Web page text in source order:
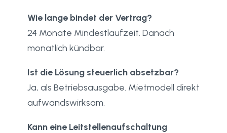
Wie lange bindet der Vertrag?
24 Monate Mindestlaufzeit. Danach
monatlich kündbar.
Ist die Lösung steuerlich absetzbar?
Ja, als Betriebsausgabe. Mietmodell direkt
aufwandswirksam.
Kann eine Leitstellenaufschaltung